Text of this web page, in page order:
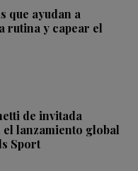
que ayudan a
rutina y capear el
de invitada
el lanzamiento global
Sport